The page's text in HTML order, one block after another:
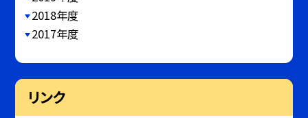
2018年度
2017年度
リンク